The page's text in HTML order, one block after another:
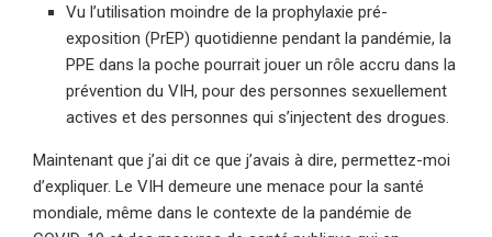
Vu l’utilisation moindre de la prophylaxie pré-
exposition (PrEP) quotidienne pendant la pandémie, la
PPE dans la poche pourrait jouer un rôle accru dans la
prévention du VIH, pour des personnes sexuellement
actives et des personnes qui s’injectent des drogues.
Maintenant que j’ai dit ce que j’avais à dire, permettez-moi
d’expliquer. Le VIH demeure une menace pour la santé
mondiale, même dans le contexte de la pandémie de